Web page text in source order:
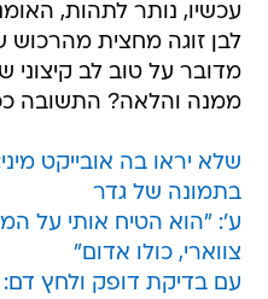
עכשיו, נותר לתהות,
לבן זוגה מחצית
מדובר על טוב לב
ממנה והלאה? התשובה
שלא יראו בה אובייקט
בתמונה של גדר
ע': "הוא הטיח אותי על
צווארי, כולו אדום"
עם בדיקת דופק ולחץ דם: